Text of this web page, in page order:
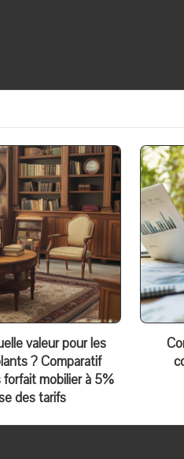
valeur pour les
? Comparatif
mobilier à 5%
des tarifs